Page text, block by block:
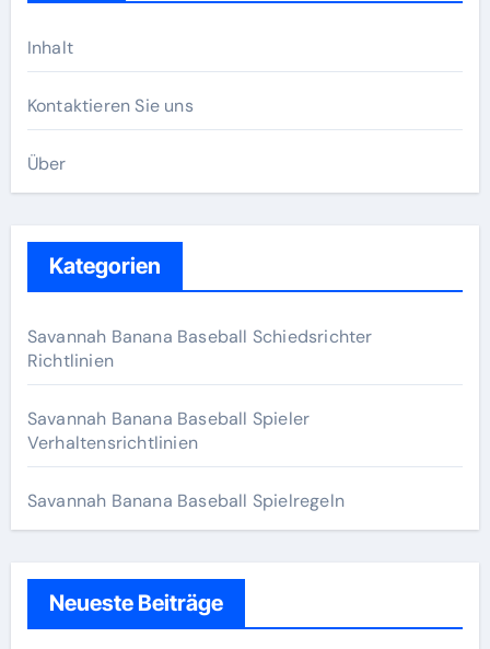
Inhalt
Kontaktieren Sie uns
Über
Kategorien
Savannah Banana Baseball Schiedsrichter
Richtlinien
Savannah Banana Baseball Spieler
Verhaltensrichtlinien
Savannah Banana Baseball Spielregeln
Neueste Beiträge